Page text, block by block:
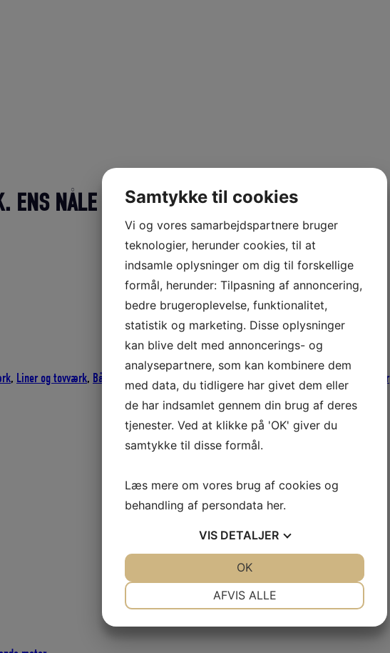
ENS NÅLE
, Liner og tovværk, Bådudstyr Fiskeriudstyr ,Splejsenål , Splejseværktøj
Tovværk og liner
Samtykke til cookies
Vi og vores samarbejdspartnere bruger
teknologier, herunder cookies, til at
indsamle oplysninger om dig til forskellige
formål, herunder: Tilpasning af annoncering,
bedre brugeroplevelse, funktionalitet,
statistik og marketing. Disse oplysninger
kan blive delt med annoncerings- og
analysepartnere, som kan kombinere dem
med data, du tidligere har givet dem eller
de har indsamlet gennem din brug af deres
tjenester. Ved at klikke på 'OK' giver du
samtykke til disse formål.
Læs mere om vores brug af cookies og
behandling af persondata her.
VIS DETALJER
AFVIS ALLE
OK